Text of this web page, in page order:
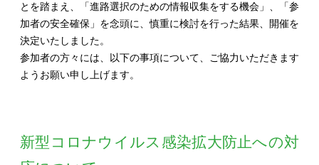
とを踏まえ、「進路選択のための情報収集をする機会」、「参
加者の安全確保」を念頭に、慎重に検討を行った結果、開催を
決定いたしました。
参加者の方々には、以下の事項について、ご協力いただきます
ようお願い申し上げます。
新型コロナウイルス感染拡大防止への対